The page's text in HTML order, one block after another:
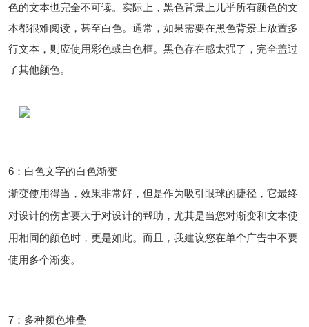
色的文本也完全不可读。实际上，黑色背景上几乎所有颜色的文
本都很难阅读，甚至白色。通常，如果需要在黑色背景上放置多
行文本，则应使用彩色或白色框。黑色存在感太强了，完全盖过
了其他颜色。
6：白色文字的白色渐变
渐变使用得当，效果非常好，但是作为吸引眼球的捷径，它最终
对设计的伤害要大于对设计的帮助，尤其是当您对渐变和文本使
用相同的颜色时，更是如此。而且，我建议您在单个广告中不要
使用多个渐变。
7：多种颜色堆叠